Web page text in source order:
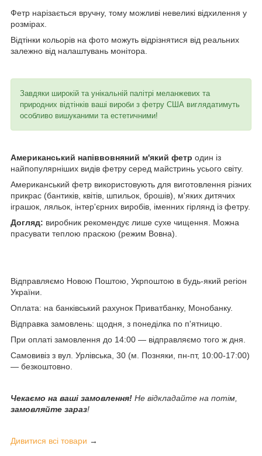
Фетр нарізається вручну, тому можливі невеликі відхилення у
розмірах.
Відтінки кольорів на фото можуть відрізнятися від реальних
залежно від налаштувань монітора.
Завдяки широкій та унікальній палітрі меланжевих та
природних відтінків ваші вироби з фетру США виглядатимуть
особливо вишуканими та естетичними!
Американський напіввовняний м'який фетр один із
найпопулярніших видів фетру серед майстринь усього світу.
Американський фетр використовують для виготовлення різних
прикрас (бантиків, квітів, шпильок, брошів), м'яких дитячих
іграшок, ляльок, інтер'єрних виробів, іменних гірлянд із фетру.
Догляд: виробник рекомендує лише сухе чищення. Можна
прасувати теплою праскою (режим Вовна).
Відправляємо Новою Поштою, Укрпоштою в будь-який регіон
України.
Оплата: на банківський рахунок Приватбанку, Монобанку.
Відправка замовлень: щодня, з понеділка по п'ятницю.
При оплаті замовлення до 14:00 — відправляємо того ж дня.
Самовивіз з вул. Урлівська, 30 (м. Позняки, пн-пт, 10:00-17:00)
— безкоштовно.
Чекаємо на ваші замовлення! Не відкладайте на потім,
замовляйте зараз!
Дивитися всі товари →